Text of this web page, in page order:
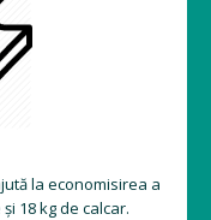
la economisirea a
18 kg de calcar.